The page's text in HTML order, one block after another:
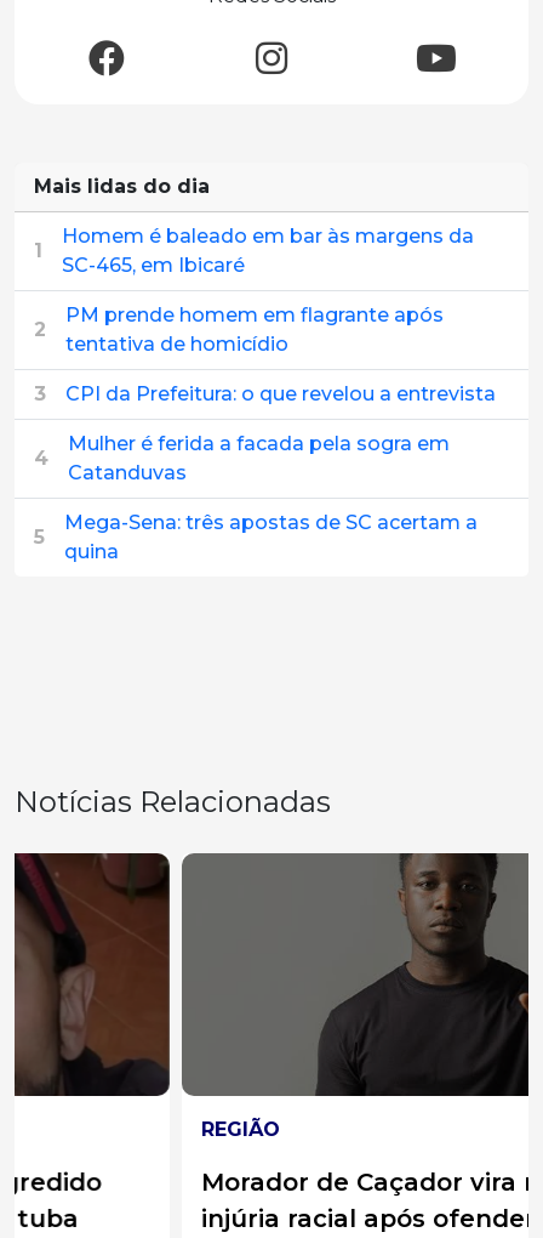
Mais lidas do dia
1
Homem é baleado em bar às margens da
SC-465, em Ibicaré
2
PM prende homem em flagrante após
tentativa de homicídio
3 CPI da Prefeitura: o que revelou a entrevista
4
Mulher é ferida a facada pela sogra em
Catanduvas
5
Mega-Sena: três apostas de SC acertam a
quina
Notícias Relacionadas
Morador de Caçador vira réu por
injúria racial após ofender médico